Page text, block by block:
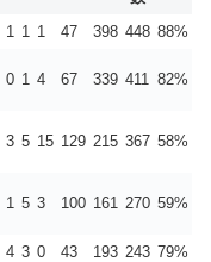
1 1 1 47 398 448 88%
0 1 4 67 339 411 82%
3 5 15 129 215 367 58%
1 5 3 100 161 270 59%
4 3 0 43 193 243 79%